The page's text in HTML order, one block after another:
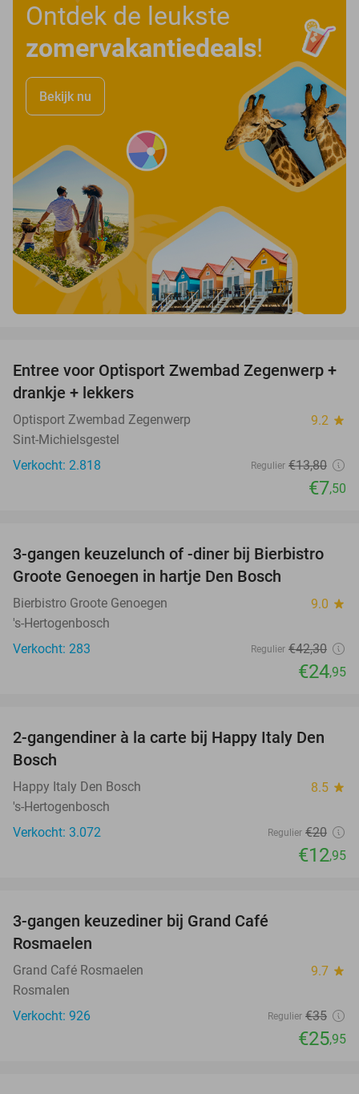
Ontdek de leukste
zomervakantiedeals!
Bekijk nu
46%
Entree voor Optisport Zwembad Zegenwerp +
drankje + lekkers
Optisport Zwembad Zegenwerp 9.2 star
Sint-Michielsgestel
Verkocht: 2.818
Regulier €13,80
€7,50
41%
3-gangen keuzelunch of -diner bij Bierbistro
Groote Genoegen in hartje Den Bosch
Bierbistro Groote Genoegen 9.0 star
's-Hertogenbosch
Verkocht: 283
Regulier €42,30
€24,95
35%
2-gangendiner à la carte bij Happy Italy Den
Bosch
Happy Italy Den Bosch 8.5 star
's-Hertogenbosch
Verkocht: 3.072
Regulier €20
€12,95
3-gangen keuzediner bij Grand Café
Rosmaelen
Grand Café Rosmaelen 9.7 star
Rosmalen
Verkocht: 926
Regulier €35
€25,95